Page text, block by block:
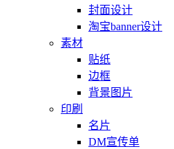
封面设计
淘宝banner设计
素材
贴纸
边框
背景图片
印刷
名片
DM宣传单